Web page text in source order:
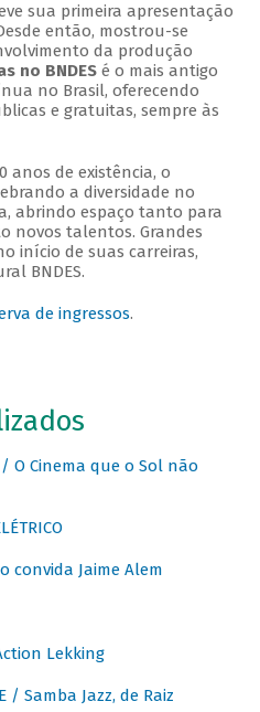
sua primeira apresentação
então, mostrou-se
da produção
no BNDESé o mais antigo
no Brasil, oferecendo
e gratuitas, sempre às
anos de existência, o
a diversidade no
abrindo espaço tanto para
novos talentos. Grandes
início de suas carreiras,
BNDES.
de ingressos.
/ O Cinema que o Sol não
convida Jaime Alem
Lekking
/ Samba Jazz, de Raiz